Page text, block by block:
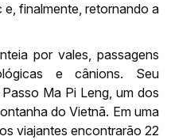
finalmente, retornando a
por vales, passagens
e cânions. Seu
Ma Pi Leng, um dos
do Vietnã. Em uma
viajantes encontrarão 22